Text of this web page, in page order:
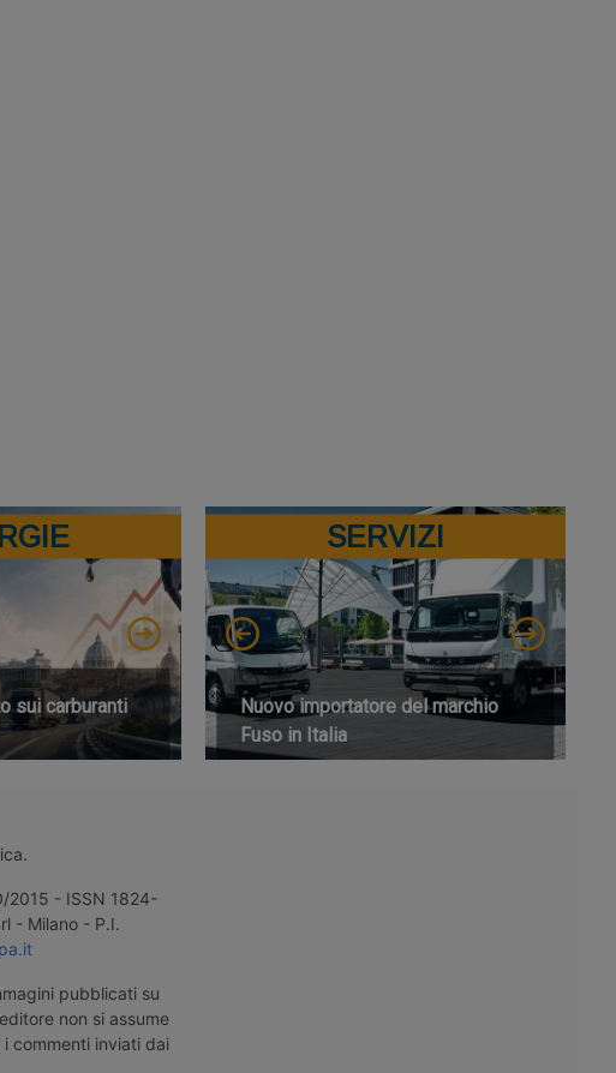
sui carburanti
SERVIZI
Nuovo importatore del marchio
Fuso in Italia
2015 - ISSN 1824-
- Milano - P.I.
pubblicati su
non si assume
commenti inviati dai